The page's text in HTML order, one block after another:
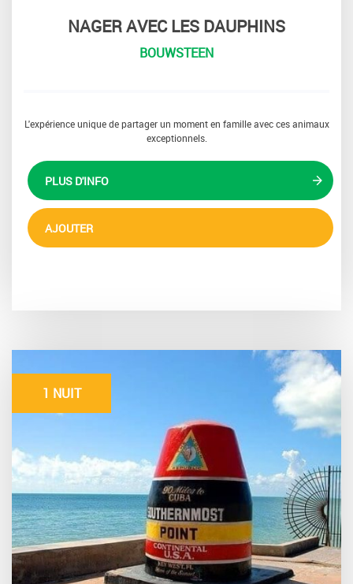
NAGER AVEC LES DAUPHINS
BOUWSTEEN
L'expérience unique de partager un moment en famille avec ces animaux
exceptionnels.
PLUS D'INFO
AJOUTER
1 NUIT